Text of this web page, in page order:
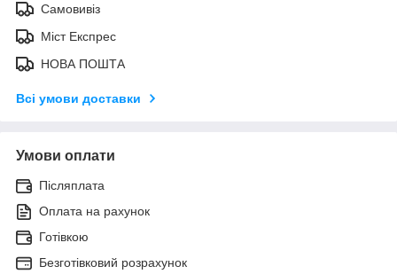
Самовивіз
Міст Експрес
НОВА ПОШТА
Всі умови доставки
Умови оплати
Післяплата
Оплата на рахунок
Готівкою
Безготівковий розрахунок